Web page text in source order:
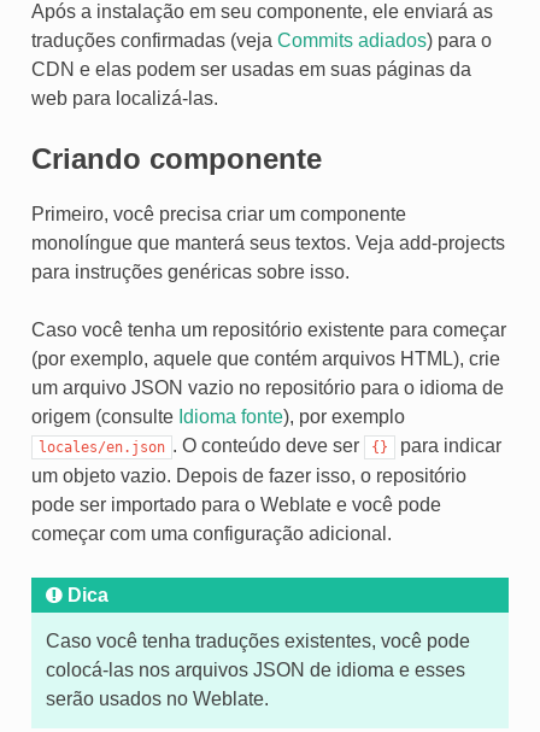
Após a instalação em seu componente, ele enviará as
traduções confirmadas (veja Commits adiados) para o
CDN e elas podem ser usadas em suas páginas da
web para localizá-las.
Criando componente
Primeiro, você precisa criar um componente
monolíngue que manterá seus textos. Veja add-projects
para instruções genéricas sobre isso.
Caso você tenha um repositório existente para começar
(por exemplo, aquele que contém arquivos HTML), crie
um arquivo JSON vazio no repositório para o idioma de
origem (consulte Idioma fonte), por exemplo
locales/en.json . O conteúdo deve ser {}
para indicar
um objeto vazio. Depois de fazer isso, o repositório
pode ser importado para o Weblate e você pode
começar com uma configuração adicional.
Dica
Caso você tenha traduções existentes, você pode
colocá-las nos arquivos JSON de idioma e esses
serão usados no Weblate.